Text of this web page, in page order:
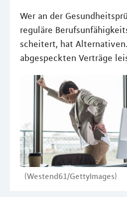
Wer an der
reguläre
scheitert, hat
abgespeckten Verträge
(Westend61/GettyImages)